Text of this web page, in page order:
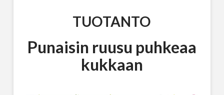
TUOTANTO
Punaisin ruusu puhkeaa
kukkaan